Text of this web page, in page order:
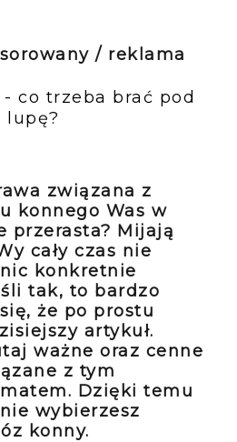
/ reklama
związana z
konnego Was w
przerasta? Mijają
cały czas nie
konkretnie
tak, to bardzo
że po prostu
artykuł.
ważne oraz cenne
z tym
Dzięki temu
wybierzesz
konny.